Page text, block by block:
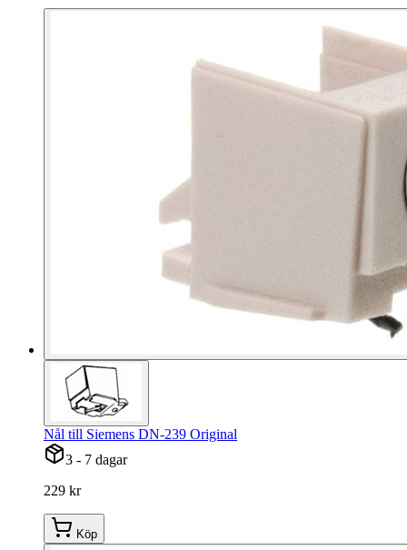
Nål till Siemens DN-239 Original
3 - 7 dagar
229 kr
Köp